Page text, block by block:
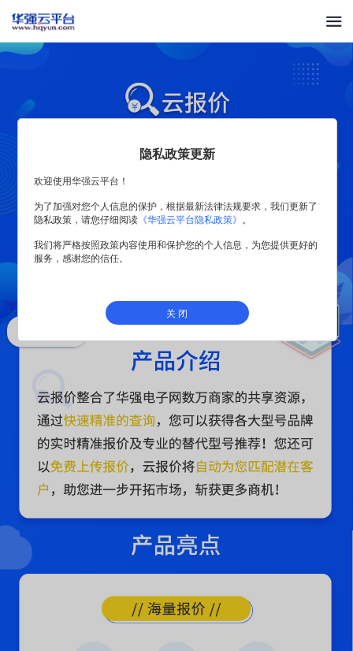
隐私政策更新
欢迎使用华强云平台！
为了加强对您个人信息的保护，根据最新法律法规要求，我们更新了
隐私政策，请您仔细阅读 《华强云平台隐私政策》 。
我们将严格按照政策内容使用和保护您的个人信息，为您提供更好的
服务，感谢您的信任。
关 闭